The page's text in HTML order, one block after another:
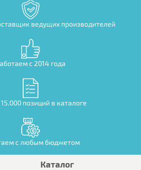
ведущих производителей
с 2014 года
позиций в каталоге
с любым бюджетом
Каталог